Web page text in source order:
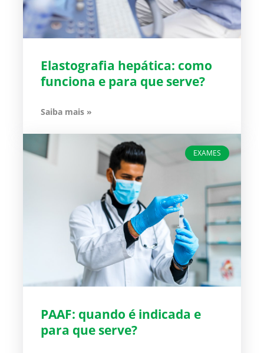
Elastografia hepática: como
funciona e para que serve?
Saiba mais »
EXAMES
PAAF: quando é indicada e
para que serve?